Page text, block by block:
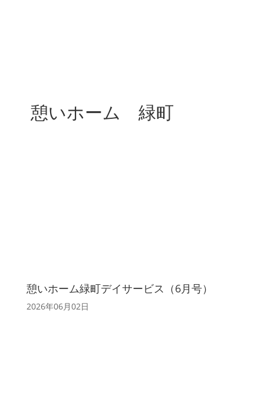
憩いホーム 緑町
憩いホーム緑町デイサービス（6月号）
2026年06月02日